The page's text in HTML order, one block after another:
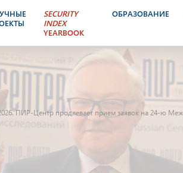
SECURITY
INDEX
YEARBOOK
ОБРАЗОВАНИЕ
ПИР-Центр продлевает прием заявок на 24-ю